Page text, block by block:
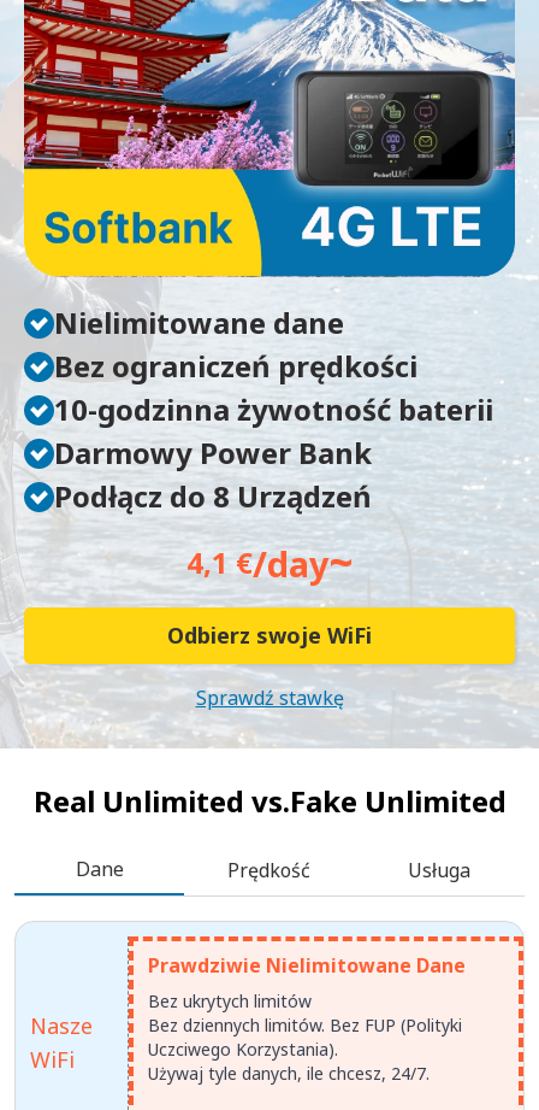
Nielimitowane dane
Bez ograniczeń prędkości
10-godzinna żywotność baterii
Darmowy Power Bank
Podłącz do 8 Urządzeń
4,1 €/day~
Odbierz swoje WiFi
Sprawdź stawkę
Real Unlimited vs.Fake Unlimited
Dane Prędkość Usługa
Nasze
WiFi
Prawdziwie Nielimitowane Dane
Bez ukrytych limitów
Bez dziennych limitów. Bez FUP (Polityki
Uczciwego Korzystania).
Używaj tyle danych, ile chcesz, 24/7.